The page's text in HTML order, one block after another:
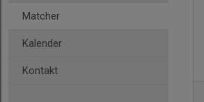
Matcher
Kalender
Kontakt